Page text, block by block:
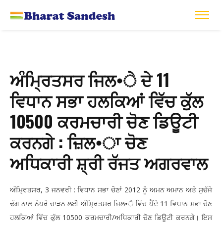
ਅੰਮ੍ਰਿਤਸਰ ਜਿਲ•ੇ ਦੇ 11
ਵਿਧਾਨ ਸਭਾ ਹਲਕਿਆਂ ਵਿੱਚ ਕੁੱਲ
10500 ਕਰਮਚਾਰੀ ਚੋਣ ਡਿਊਟੀ
ਕਰਨਗੇ : ਜ਼ਿਲ•ਾ ਚੋਣ
ਅਧਿਕਾਰੀ ਸ਼੍ਰੀ ਰੱਜਤ ਅਗਰਵਾਲ
ਅੰਮ੍ਰਿਤਸਰ, 3 ਜਨਵਰੀ : ਵਿਧਾਨ ਸਭਾ ਚੋਣਾਂ 2012 ਨੂੰ ਅਮਨ ਅਮਾਨ ਅਤੇ ਸੁਚੱਜੇ
ਢੰਗ ਨਾਲ ਨੇਪਰੇ ਚਾੜਨ ਲਈ ਅੰਮ੍ਰਿਤਸਰ ਜਿਲ•ੇ ਵਿੱਚ ਪੈਂਦੇ 11 ਵਿਧਾਨ ਸਭਾ ਚੋਣ
ਹਲਕਿਆਂ ਵਿੱਚ ਕੁੱਲ 10500 ਕਰਮਚਾਰੀ/ਅਧਿਕਾਰੀ ਚੋਣ ਡਿਊਟੀ ਕਰਨਗੇ। ਇਸ